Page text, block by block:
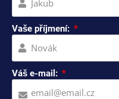
Vaše příjmení:
Váš e-mail: